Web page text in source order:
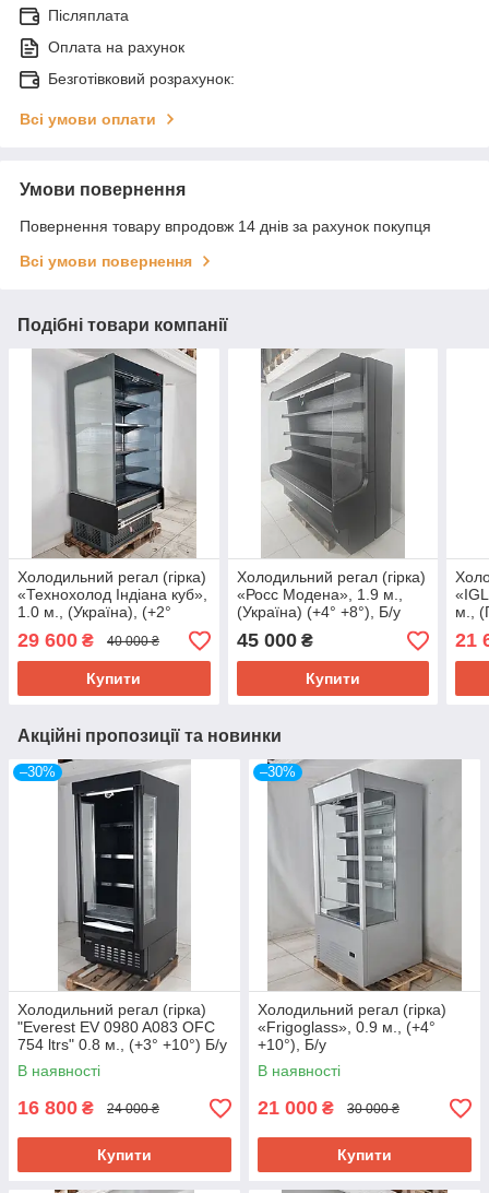
Післяплата
Оплата на рахунок
Безготівковий розрахунок:
Всі умови оплати
Умови повернення
Повернення товару впродовж 14 днів за рахунок покупця
Всі умови повернення
Подібні товари компанії
Холодильний регал (гірка)
«Технохолод Індіана куб»,
1.0 м., (Україна), (+2°
+10°), Б/у
29 600 ₴ 40 000 ₴
Купити
Холодильний регал (гірка)
«Росс Модена», 1.9 м.,
(Україна) (+4° +8°), Б/у
45 000₴
Купити
м.,
21
Акційні пропозиції та новинки
–30%
Холодильний регал (гірка)
"Everest EV 0980 A083 OFC
754 ltrs" 0.8 м., (+3° +10°) Б/у
В наявності
16 800 ₴ 24 000 ₴
Купити
–30%
Холодильний регал (гірка)
«Frigoglass», 0.9 м., (+4°
+10°), Б/у
В наявності
21 000 ₴ 30 000 ₴
Купити